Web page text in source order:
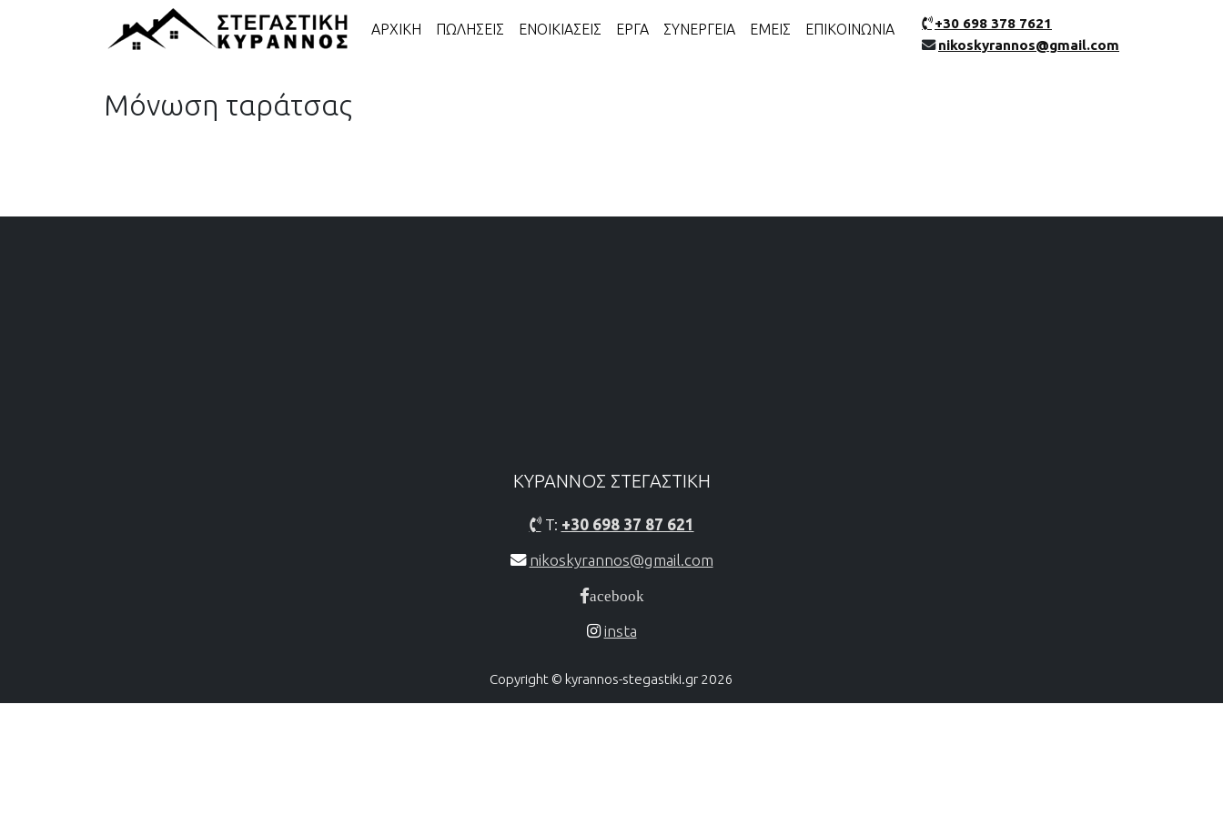
ΑΡΧΙΚΗ ΠΩΛΗΣΕΙΣ ΕΝΟΙΚΙΑΣΕΙΣ ΕΡΓΑ ΣΥΝΕΡΓΕΙΑ ΕΜΕΙΣ ΕΠΙΚΟΙΝΩΝΙΑ
+30 698 378 7621
nikoskyrannos@gmail.com
Μόνωση ταράτσας
ΚΥΡΑΝΝΟΣ ΣΤΕΓΑΣΤΙΚH
T: +30 698 37 87 621
nikoskyrannos@gmail.com
acebook
insta
Copyright © kyrannos-stegastiki.gr 2026